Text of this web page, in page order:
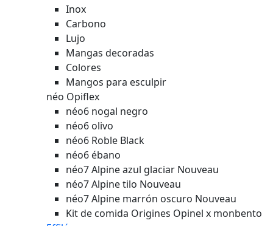
Inox
Carbono
Lujo
Mangas decoradas
Colores
Mangos para esculpir
néo Opiflex
néo6 nogal negro
néo6 olivo
néo6 Roble Black
néo6 ébano
néo7 Alpine azul glaciar Nouveau
néo7 Alpine tilo Nouveau
néo7 Alpine marrón oscuro Nouveau
Kit de comida Origines Opinel x monbento